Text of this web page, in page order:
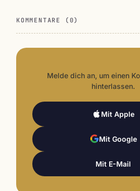
KOMMENTARE (0)
Melde dich an, um einen
hinterlassen.
Mit Apple
Mit Google
Mit E-Mail